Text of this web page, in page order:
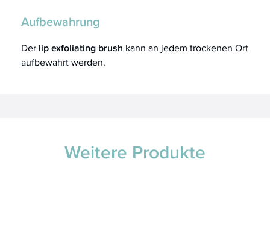
Aufbewahrung
Der lip exfoliating brush kann an jedem trockenen Ort
aufbewahrt werden.
Weitere Produkte